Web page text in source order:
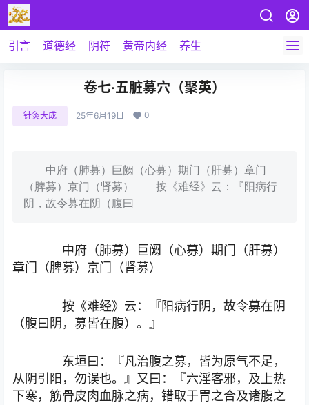
引言 道德经 阴符 黄帝内经 养生
卷七·五脏募穴（聚英）
针灸大成 25年6月19日 0
中府（肺募）巨阙（心募）期门（肝募）章门
（脾募）京门（肾募） 按《难经》云：『阳病行
阴，故令募在阴（腹曰
中府（肺募）巨阙（心募）期门（肝募）
章门（脾募）京门（肾募）
按《难经》云：『阳病行阴，故令募在阴
（腹曰阴，募皆在腹）。』
东垣曰：『凡治腹之募，皆为原气不足，
从阴引阳，勿误也。』又曰：『六淫客邪，及上热
下寒，筋骨皮肉血脉之病，错取于胃之合及诸腹之